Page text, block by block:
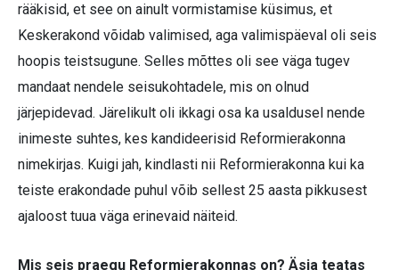
rääkisid, et see on ainult vormistamise küsimus, et
Keskerakond võidab valimised, aga valimispäeval oli seis
hoopis teistsugune. Selles mõttes oli see väga tugev
mandaat nendele seisukohtadele, mis on olnud
järjepidevad. Järelikult oli ikkagi osa ka usaldusel nende
inimeste suhtes, kes kandideerisid Reformierakonna
nimekirjas. Kuigi jah, kindlasti nii Reformierakonna kui ka
teiste erakondade puhul võib sellest 25 aasta pikkusest
ajaloost tuua väga erinevaid näiteid.
Mis seis praegu Reformierakonnas on? Äsja teatas